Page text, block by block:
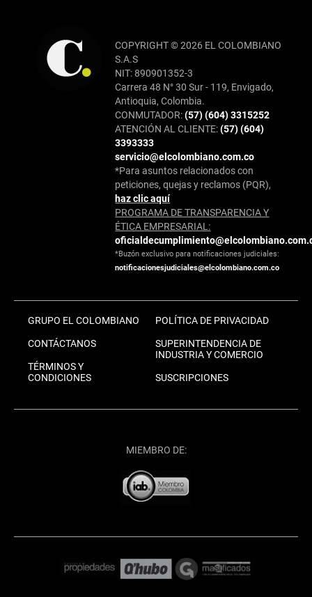
COPYRIGHT © 2026 EL COLOMBIANO
S.A.S
NIT: 890901352-3
Carrera 48 N° 30 Sur - 119, Envigado,
Antioquia, Colombia.
CONMUTADOR:(57) (604) 3315252
ATENCIÓN AL CLIENTE:(57) (604)
3393333
servicio@elcolombiano.com.co
*Para asuntos relacionados con
peticiones, quejas y reclamos (PQR),
haz clic aquí
PROGRAMA DE TRANSPARENCIA Y
ÉTICA EMPRESARIAL:
*Buzón exclusivo para notificaciones judiciales:
notificacionesjudiciales@elcolombiano.com.co
GRUPO EL COLOMBIANO
CONTÁCTANOS
TÉRMINOS Y
CONDICIONES
POLÍTICA DE PRIVACIDAD
SUPERINTENDENCIA DE
INDUSTRIA Y COMERCIO
SUSCRIPCIONES
MIEMBRO DE: